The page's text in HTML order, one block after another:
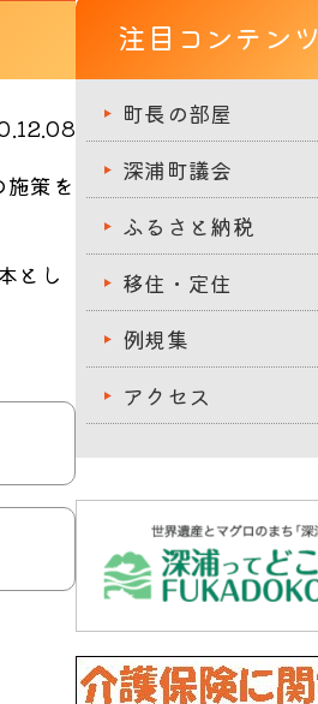
策を
とし
注目コンテンツ
町長の部屋
深浦町議会
ふるさと納税
移住・定住
例規集
アクセス